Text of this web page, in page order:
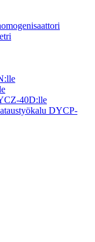
40D:lle
DYCP-